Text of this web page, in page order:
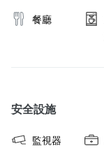
餐廳
安全設施
監視器